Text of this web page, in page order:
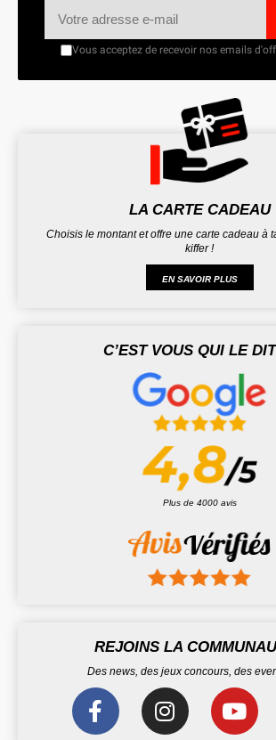
Vous acceptez de recevoir nos emails
LA CARTE CADEAU
Choisis le montant et offre une carte cadeau à
kiffer !
EN SAVOIR PLUS
C’EST VOUS QUI LE
Plus de 4000 avis
REJOINS LA
Des news, des jeux concours, des